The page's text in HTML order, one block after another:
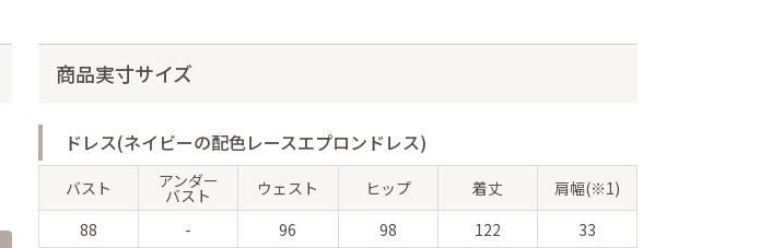
商品実寸サイズ
ドレス(ネイビーの配色レースエプロンドレス)
バスト アンダー
バスト ウェスト ヒップ 着丈
肩幅(※1)
88
- 96 98 122
33